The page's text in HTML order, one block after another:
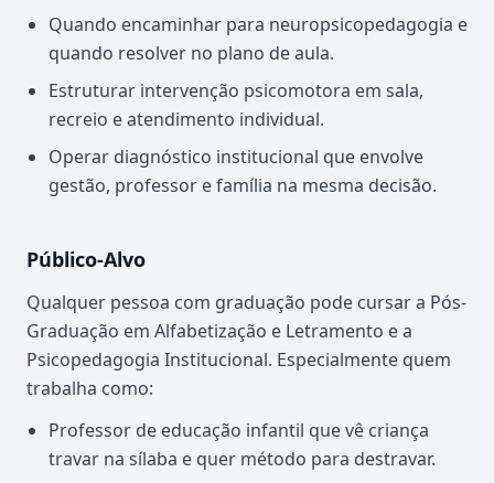
Quando encaminhar para neuropsicopedagogia e
quando resolver no plano de aula.
Estruturar intervenção psicomotora em sala,
recreio e atendimento individual.
Operar diagnóstico institucional que envolve
gestão, professor e família na mesma decisão.
Público-Alvo
Qualquer pessoa com graduação pode cursar a Pós-
Graduação em Alfabetização e Letramento e a
Psicopedagogia Institucional. Especialmente quem
trabalha como:
Professor de educação infantil que vê criança
travar na sílaba e quer método para destravar.